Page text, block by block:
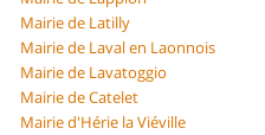
Mairie de Latilly
Mairie de Laval en Laonnois
Mairie de Lavatoggio
Mairie de Catelet
Mairie d'Hérie la Viéville